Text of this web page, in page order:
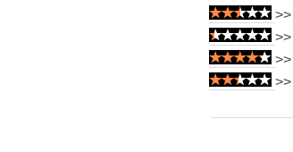
>>
>>
>>
>>